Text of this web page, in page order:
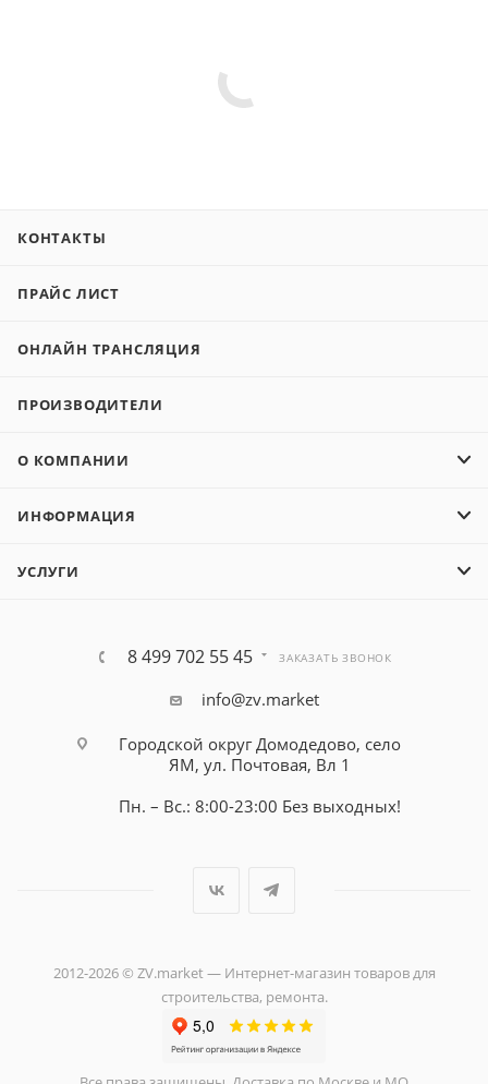
КОНТАКТЫ
ПРАЙС ЛИСТ
ОНЛАЙН ТРАНСЛЯЦИЯ
ПРОИЗВОДИТЕЛИ
О КОМПАНИИ
ИНФОРМАЦИЯ
УСЛУГИ
8 499 702 55 45 ЗАКАЗАТЬ ЗВОНОК
info@zv.market
Городской округ Домодедово, село
ЯМ, ул. Почтовая, Вл 1
Пн. – Вс.: 8:00-23:00 Без выходных!
2012-2026 © ZV.market — Интернет-магазин товаров для
строительства, ремонта.